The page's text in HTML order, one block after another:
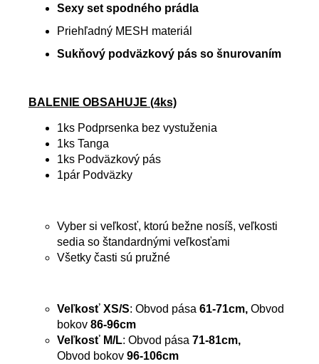
Sexy set spodného prádla
Priehľadný MESH materiál
Sukňový podväzkový pás so šnurovaním
BALENIE OBSAHUJE (4ks)
1ks Podprsenka bez vystuženia
1ks Tanga
1ks Podväzkový pás
1pár Podväzky
Vyber si veľkosť, ktorú bežne nosíš, veľkosti
sedia so štandardnými veľkosťami
Všetky časti sú pružné
Veľkosť XS/S: Obvod pása 61-71cm, Obvod
bokov 86-96cm
Veľkosť M/L: Obvod pása 71-81cm,
Obvod bokov 96-106cm